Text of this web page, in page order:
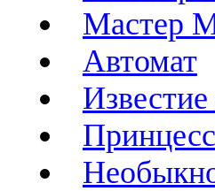
Мастер
Автомат